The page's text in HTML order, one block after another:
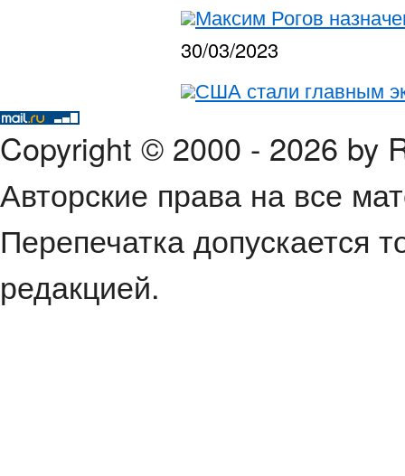
Максим Рогов
30/03/2023
США стали главным
Copyright © 2000 - 2026 by
Авторские права на все
Перепечатка допускается
редакцией.